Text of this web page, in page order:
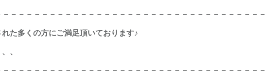
－－－－－－－－－－－－－－－－－－－－－－－－－－－－－－－－－－
た多くの方にご満足頂いております♪
、
－－－－－－－－－－－－－－－－－－－－－－－－－－－－－－－－－－